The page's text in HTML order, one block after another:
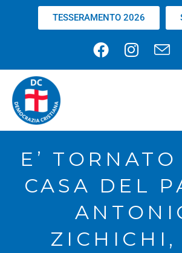
TESSERAMENTO 2026
E’
CASA DEL
ZICHICHI,